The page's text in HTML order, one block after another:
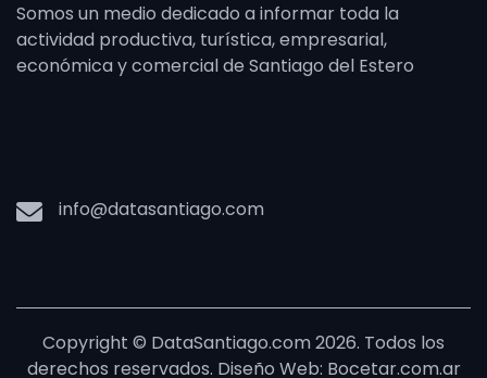
Somos un medio dedicado a informar toda la
actividad productiva, turística, empresarial,
económica y comercial de Santiago del Estero
info@datasantiago.com
Copyright © DataSantiago.com 2026. Todos los
derechos reservados. Diseño Web: Bocetar.com.ar